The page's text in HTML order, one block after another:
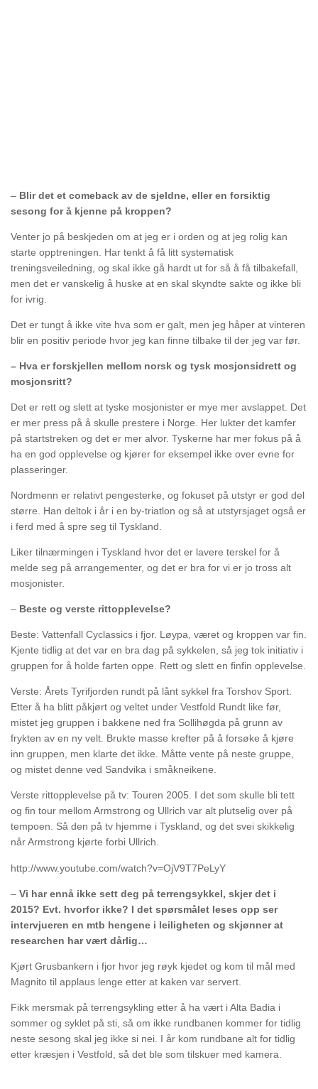
– Blir det et comeback av de sjeldne, eller en forsiktig
sesong for å kjenne på kroppen?
Venter jo på beskjeden om at jeg er i orden og at jeg rolig kan
starte opptreningen. Har tenkt å få litt systematisk
treningsveiledning, og skal ikke gå hardt ut for så å få tilbakefall,
men det er vanskelig å huske at en skal skyndte sakte og ikke bli
for ivrig.
Det er tungt å ikke vite hva som er galt, men jeg håper at vinteren
blir en positiv periode hvor jeg kan finne tilbake til der jeg var før.
– Hva er forskjellen mellom norsk og tysk mosjonsidrett og
mosjonsritt?
Det er rett og slett at tyske mosjonister er mye mer avslappet. Det
er mer press på å skulle prestere i Norge. Her lukter det kamfer
på startstreken og det er mer alvor. Tyskerne har mer fokus på å
ha en god opplevelse og kjører for eksempel ikke over evne for
plasseringer.
Nordmenn er relativt pengesterke, og fokuset på utstyr er god del
større. Han deltok i år i en by-triatlon og så at utstyrsjaget også er
i ferd med å spre seg til Tyskland.
Liker tilnærmingen i Tyskland hvor det er lavere terskel for å
melde seg på arrangementer, og det er bra for vi er jo tross alt
mosjonister.
– Beste og verste rittopplevelse?
Beste: Vattenfall Cyclassics i fjor. Løypa, været og kroppen var fin.
Kjente tidlig at det var en bra dag på sykkelen, så jeg tok initiativ i
gruppen for å holde farten oppe. Rett og slett en finfin opplevelse.
Verste: Årets Tyrifjorden rundt på lånt sykkel fra Torshov Sport.
Etter å ha blitt påkjørt og veltet under Vestfold Rundt like før,
mistet jeg gruppen i bakkene ned fra Sollihøgda på grunn av
frykten av en ny velt. Brukte masse krefter på å forsøke å kjøre
inn gruppen, men klarte det ikke. Måtte vente på neste gruppe,
og mistet denne ved Sandvika i småkneikene.
Verste rittopplevelse på tv: Touren 2005. I det som skulle bli tett
og fin tour mellom Armstrong og Ullrich var alt plutselig over på
tempoen. Så den på tv hjemme i Tyskland, og det svei skikkelig
når Armstrong kjørte forbi Ullrich.
http://www.youtube.com/watch?v=OjV9T7PeLyY
– Vi har ennå ikke sett deg på terrengsykkel, skjer det i
2015? Evt. hvorfor ikke? I det spørsmålet leses opp ser
intervjueren en mtb hengene i leiligheten og skjønner at
researchen har vært dårlig…
Kjørt Grusbankern i fjor hvor jeg røyk kjedet og kom til mål med
Magnito til applaus lenge etter at kaken var servert.
Fikk mersmak på terrengsykling etter å ha vært i Alta Badia i
sommer og syklet på sti, så om ikke rundbanen kommer for tidlig
neste sesong skal jeg ikke si nei. I år kom rundbane alt for tidlig
etter kræsjen i Vestfold, så det ble som tilskuer med kamera.